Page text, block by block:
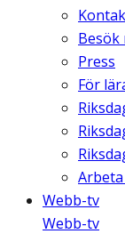
Besök
Press
För
Webb-tv
Webb-tv